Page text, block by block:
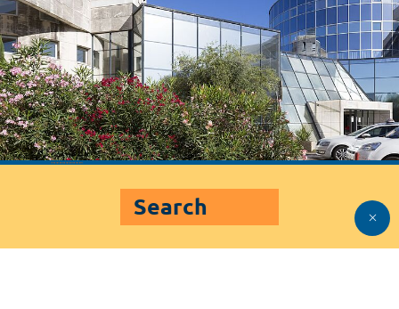
Search